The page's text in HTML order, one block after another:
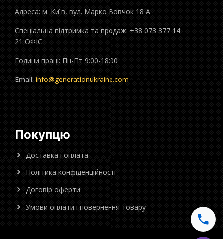
Адреса: м. Київ, вул. Марко Вовчок 18 А
Спеціальна підтримка та продаж: +38 073 377 14
21 ОФІС
Години праці: Пн-Пт 9:00-18:00
Email: info@generationukraine.com
Покупцю
Доставка і оплата
Політика конфіденційності
Договір оферти
Умови оплати і повернення товару